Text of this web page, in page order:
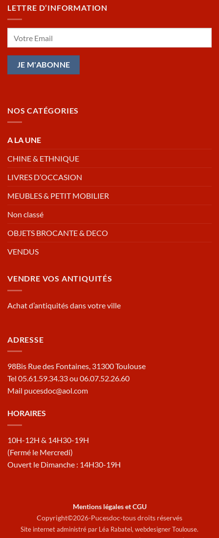
LETTRE D’INFORMATION
NOS CATÉGORIES
A LA UNE
CHINE & ETHNIQUE
LIVRES D’OCCASION
MEUBLES & PETIT MOBILIER
Non classé
OBJETS BROCANTE & DECO
VENDUS
VENDRE VOS ANTIQUITÉS
Achat d’antiquités dans votre ville
ADRESSE
98Bis Rue des Fontaines, 31300 Toulouse
Tel 05.61.59.34.33 ou 06.07.52.26.60
Mail pucesdoc@aol.com
HORAIRES
10H-12H & 14H30-19H
(Fermé le Mercredi)
Ouvert le Dimanche : 14H30-19H
Mentions légales et CGU
Copyright©2026-Pucesdoc-tous droits réservés
Site internet administré par Léa Rabatel, webdesigner Toulouse.